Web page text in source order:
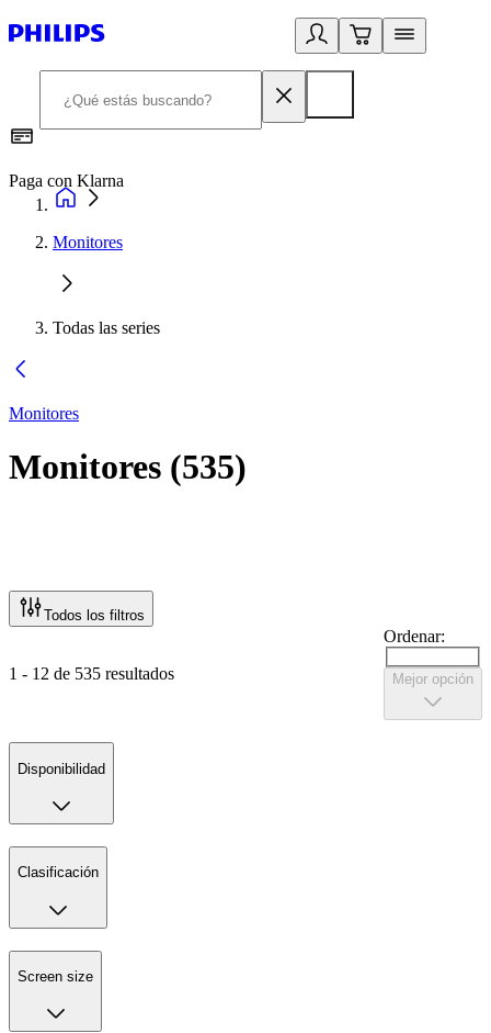
Paga con Klarna
Monitores
Todas las series
Monitores
Monitores (535)
Todos los filtros
1 - 12 de 535 resultados
Ordenar:
Mejor opción
Disponibilidad
Clasificación
Screen size